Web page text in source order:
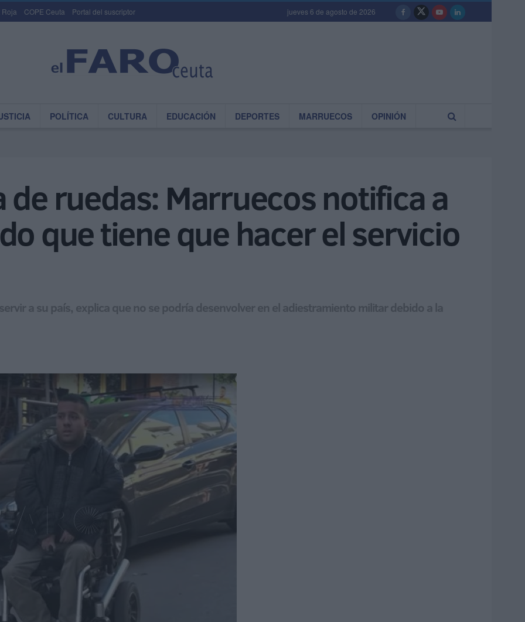
Roja COPE Ceuta Portal del suscriptor jueves 6 de agosto de 2026
POLÍTICA CULTURA EDUCACIÓN DEPORTES MARRUECOS OPINIÓN
de ruedas: Marruecos notifica a
que tiene que hacer el servicio
a su país, explica que no se podría desenvolver en el adiestramiento militar debido a la